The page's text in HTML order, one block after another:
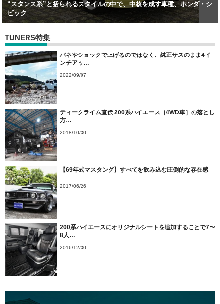
“スタンス系”と括られるスタイルの中で、中核を成す車種、ホンダ・シ
ビック
TUNERS特集
バネやショックで上げるのではなく、純正サスのまま4イ
ンチアッ…
2022/09/07
ティークライム直伝 200系ハイエース［4WD車］の落とし
方…
2018/10/30
【69年式マスタング】すべてを飲み込む圧倒的な存在感
2017/06/26
200系ハイエースにオリジナルシートを追加することで7〜
8人…
2016/12/30